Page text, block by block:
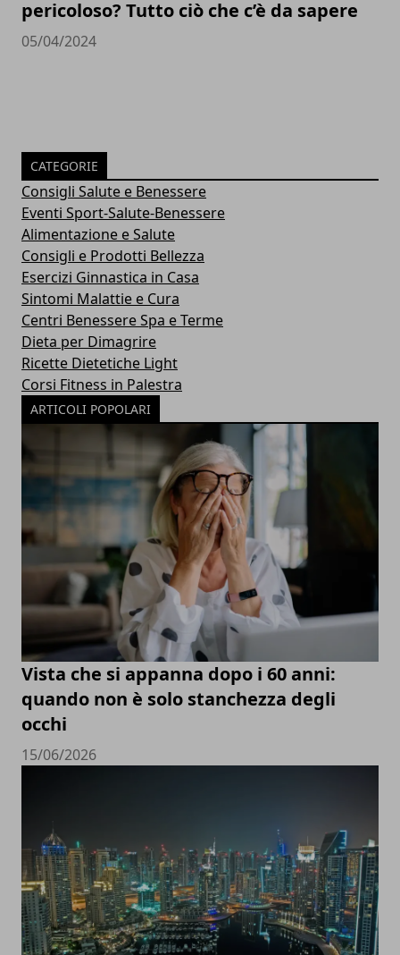
pericoloso? Tutto ciò che c’è da sapere
05/04/2024
CATEGORIE
Consigli Salute e Benessere
Eventi Sport-Salute-Benessere
Alimentazione e Salute
Consigli e Prodotti Bellezza
Esercizi Ginnastica in Casa
Sintomi Malattie e Cura
Centri Benessere Spa e Terme
Dieta per Dimagrire
Ricette Dietetiche Light
Corsi Fitness in Palestra
ARTICOLI POPOLARI
Vista che si appanna dopo i 60 anni:
quando non è solo stanchezza degli
occhi
15/06/2026